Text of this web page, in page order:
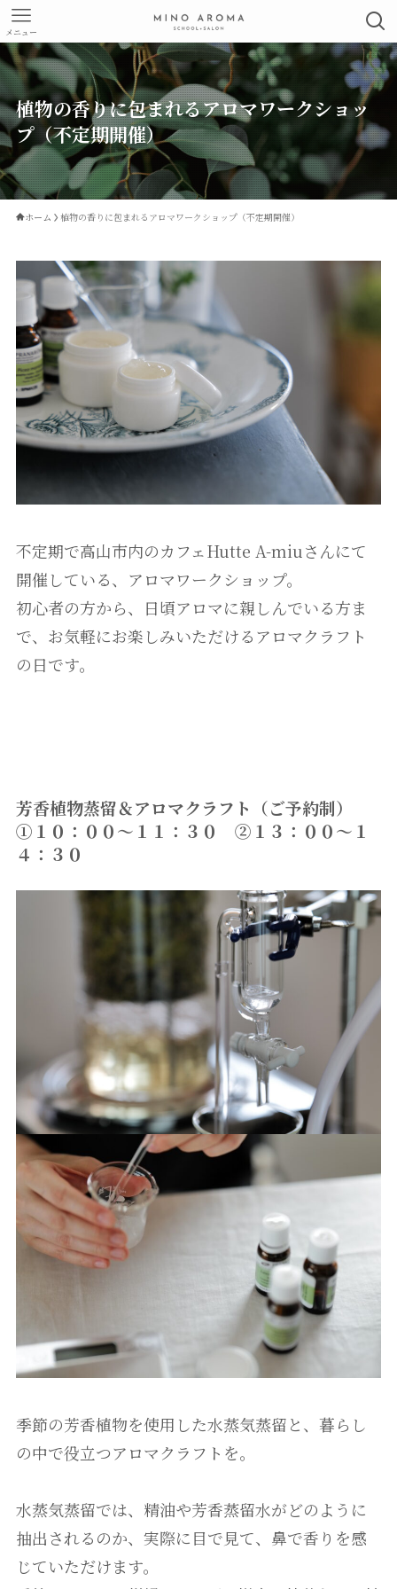
メニュー
植物の香りに包まれるアロマワークショッ
プ（不定期開催）
ホーム 植物の香りに包まれるアロマワークショップ（不定期開催）
不定期で高山市内のカフェHutte A-miuさんにて
開催している、アロマワークショップ。
初心者の方から、日頃アロマに親しんでいる方ま
で、お気軽にお楽しみいただけるアロマクラフト
の日です。
芳香植物蒸留＆アロマクラフト（ご予約制）
①１０：００〜１１：３０ ②１３：００〜１
４：３０
季節の芳香植物を使用した水蒸気蒸留と、暮らし
の中で役立つアロマクラフトを。
水蒸気蒸留では、精油や芳香蒸留水がどのように
抽出されるのか、実際に目で見て、鼻で香りを感
じていただけます。